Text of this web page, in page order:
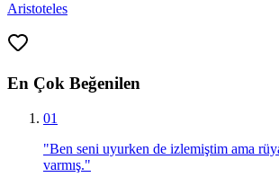
Aristoteles
En Çok Beğenilen
01
"Ben seni uyurken de izlemiştim ama
varmış."